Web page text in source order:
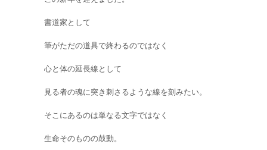
書道家として
筆がただの道具で終わるのではなく
心と体の延長線として
見る者の魂に突き刺さるような線を刻みたい。
そこにあるのは単なる文字ではなく
生命そのものの鼓動。